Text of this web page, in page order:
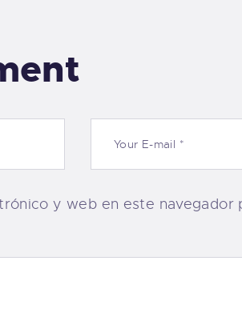
y web en este navegador